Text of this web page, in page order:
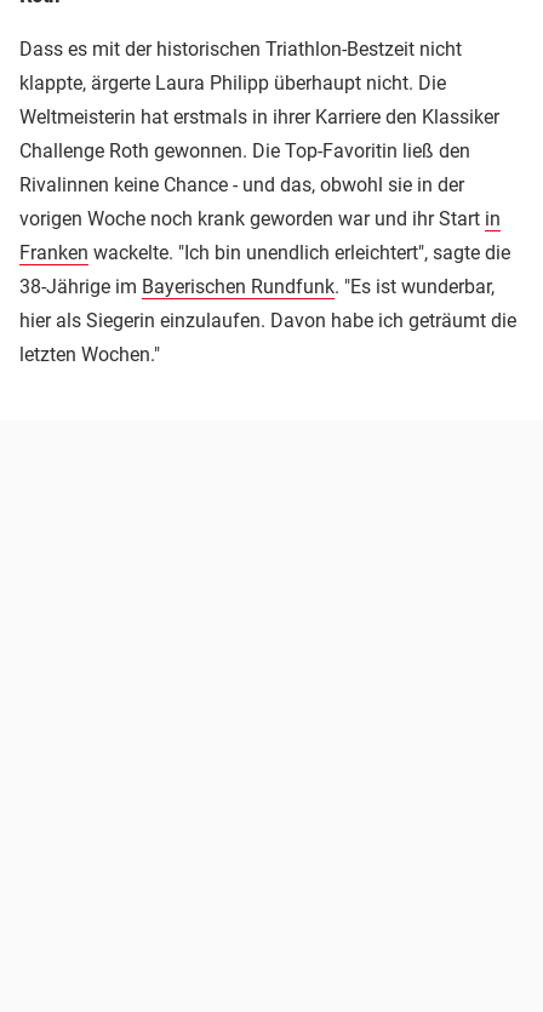
Dass es mit der historischen Triathlon-Bestzeit nicht
klappte, ärgerte Laura Philipp überhaupt nicht. Die
Weltmeisterin hat erstmals in ihrer Karriere den Klassiker
Challenge Roth gewonnen. Die Top-Favoritin ließ den
Rivalinnen keine Chance - und das, obwohl sie in der
vorigen Woche noch krank geworden war und ihr Start in
Franken wackelte. "Ich bin unendlich erleichtert", sagte die
38-Jährige im Bayerischen Rundfunk. "Es ist wunderbar,
hier als Siegerin einzulaufen. Davon habe ich geträumt die
letzten Wochen."